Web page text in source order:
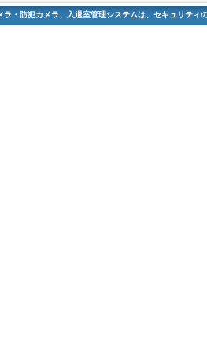
ラ・防犯カメラ、入退室管理システムは、セキュリティ